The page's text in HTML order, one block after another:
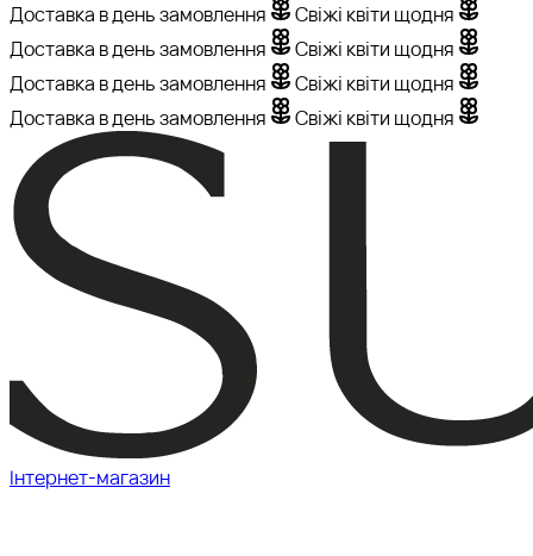
Доставка в день замовлення
Свіжі квіти щодня
Доставка в день замовлення
Свіжі квіти щодня
Доставка в день замовлення
Свіжі квіти щодня
Доставка в день замовлення
Свіжі квіти щодня
Інтернет-магазин